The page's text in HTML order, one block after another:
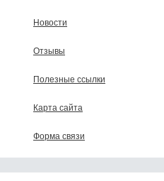
Новости
Отзывы
Полезные ссылки
Карта сайта
Форма связи